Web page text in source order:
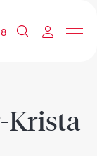
Krista